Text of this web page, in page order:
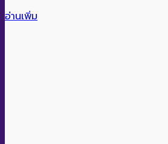
อ่านเพิ่ม